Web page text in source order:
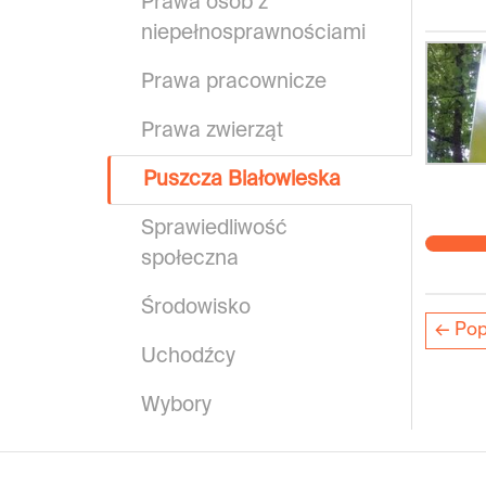
niepełnosprawnościami
Prawa pracownicze
Prawa zwierząt
Puszcza Białowieska
Sprawiedliwość
społeczna
Środowisko
Uchodźcy
Wybory
←